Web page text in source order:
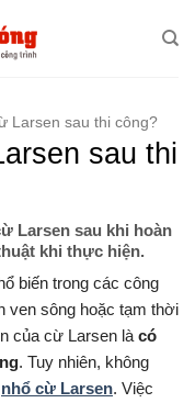
Larsen sau thi công?
sau thi
Larsen sau khi hoàn
khi thực hiện.
biến trong các công
ven sông hoặc tạm thời
của cừ Larsen là có
. Tuy nhiên, không
nhổ cừ Larsen. Việc